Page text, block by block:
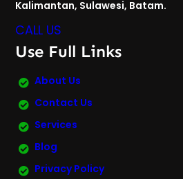
Kalimantan, Sulawesi, Batam.
CALL US
Use Full Links
About Us
Contact Us
Services
Blog
Privacy Policy